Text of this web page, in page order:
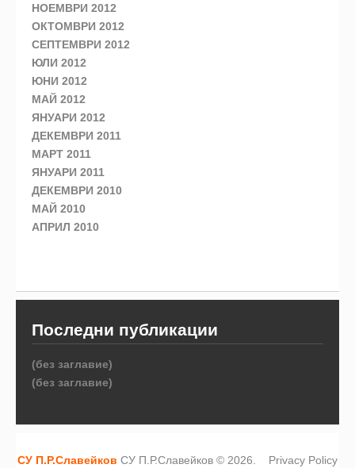
НОЕМВРИ 2012
ОКТОМВРИ 2012
СЕПТЕМВРИ 2012
ЮЛИ 2012
ЮНИ 2012
МАЙ 2012
ЯНУАРИ 2012
ДЕКЕМВРИ 2011
МАРТ 2011
ЯНУАРИ 2011
ДЕКЕМВРИ 2010
МАЙ 2010
АПРИЛ 2010
Последни публикации
(без заглавие)
(без заглавие)
СУ П.Р.Славейков СУ П.Р.Славейков © 2026. Privacy Policy